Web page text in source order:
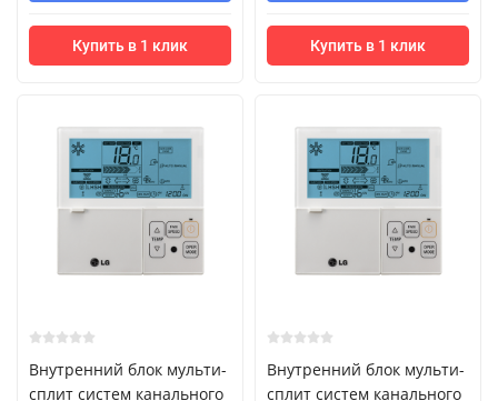
Купить в 1 клик Купить в 1 клик
Внутренний блок мульти-
сплит систем канального
Внутренний блок мульти-
сплит систем канального